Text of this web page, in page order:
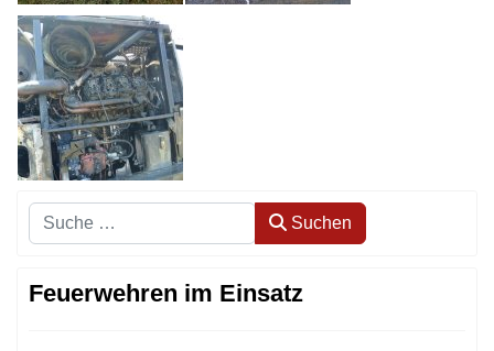
Suchen Suchen
Feuerwehren im Einsatz